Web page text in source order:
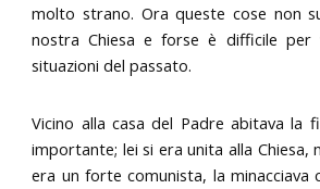
molto strano. Ora queste cose non
nostra Chiesa e forse è difficile per
situazioni del passato.
Vicino alla casa del Padre abitava la
importante; lei si era unita alla Chiesa,
era un forte comunista, la minacciava